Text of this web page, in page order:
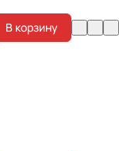
В корзину